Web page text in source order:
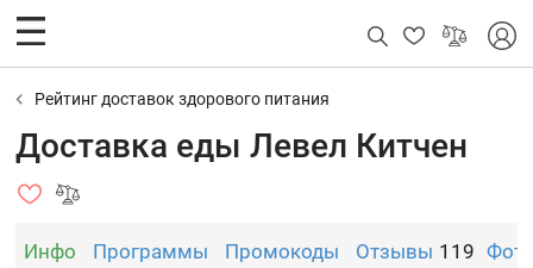
Рейтинг доставок здорового питания
Доставка еды Левел Китчен
Инфо Программы Промокоды Отзывы 119